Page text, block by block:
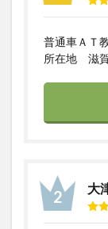
都峰
山ド
ライ
ビン
グス
自動
車学
校
普通車ＡＴ
所在地 滋賀
大